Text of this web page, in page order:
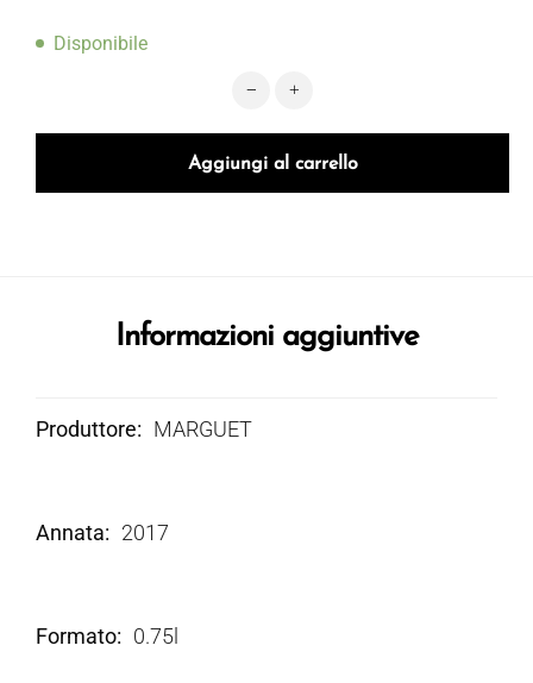
Disponibile
Champagne Marguet OGER 2017
Aggiungi al carrello
Informazioni aggiuntive
Produttore MARGUET
Annata 2017
Formato 0.75l